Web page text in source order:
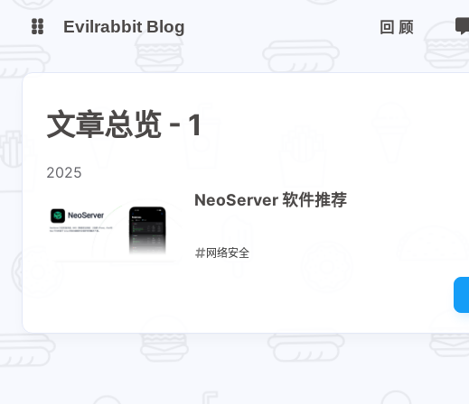
小E图床
Evilrabbit Blog 回顾
文章总览 - 1
2025
NeoServer 软件推荐
网络安全